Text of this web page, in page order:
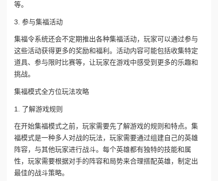
等。
3. 参与集福活动
集福令系统还会不定期推出各种集福活动，玩家可以通过参与
这些活动获得更多的奖励和福利。活动内容可能包括收集特定
道具、参与限时比赛等，让玩家在游戏中感受到更多的乐趣和
挑战。
集福模式全方位玩法攻略
1. 了解游戏规则
在开始集福模式之前，玩家需要先了解游戏的规则和特点。集
福模式是一种多人对战的玩法，玩家需要通过组建自己的英雄
阵容，与其他玩家进行战斗。每个英雄都有独特的技能和属
性，玩家需要根据对手的阵容和局势来合理搭配英雄，制定出
最佳的战斗策略。